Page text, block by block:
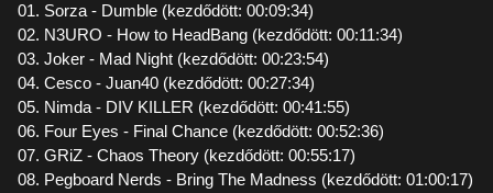
01. Sorza - Dumble (kezdődött: 00:09:34)
02. N3URO - How to HeadBang (kezdődött: 00:11:34)
03. Joker - Mad Night (kezdődött: 00:23:54)
04. Cesco - Juan40 (kezdődött: 00:27:34)
05. Nimda - DIV KILLER (kezdődött: 00:41:55)
06. Four Eyes - Final Chance (kezdődött: 00:52:36)
07. GRiZ - Chaos Theory (kezdődött: 00:55:17)
08. Pegboard Nerds - Bring The Madness (kezdődött: 01:00:17)